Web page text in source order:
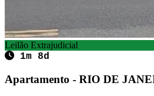
Leilão Extrajudicial
1m 8d
Apartamento - RIO DE